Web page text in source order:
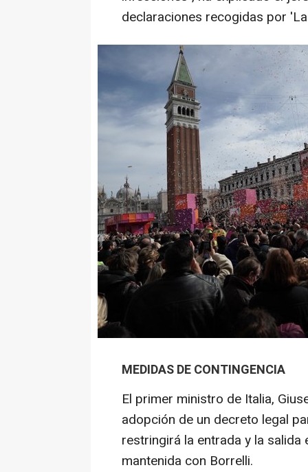
declaraciones recogidas por
MEDIDAS DE CONTINGENCIA
El primer ministro de Italia,
adopción de un decreto legal
restringirá la entrada y la
mantenida con Borrelli.